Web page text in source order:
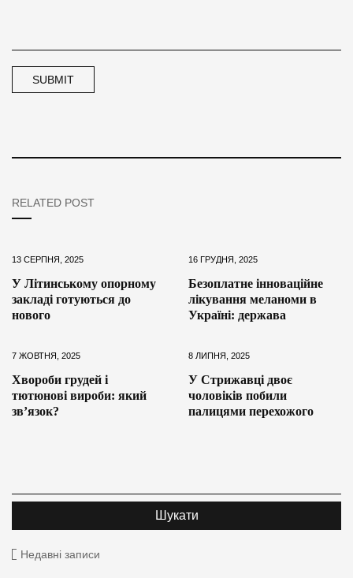
RELATED POST
13 СЕРПНЯ, 2025
У Літинському опорному
закладі готуються до
нового
16 ГРУДНЯ, 2025
Безоплатне інноваційне
лікування меланоми в
Україні: держава
7 ЖОВТНЯ, 2025
Хвороби грудей і
тютюнові вироби: який
зв’язок?
8 ЛИПНЯ, 2025
У Стрижавці двоє
чоловіків побили
палицями перехожого
Недавні записи